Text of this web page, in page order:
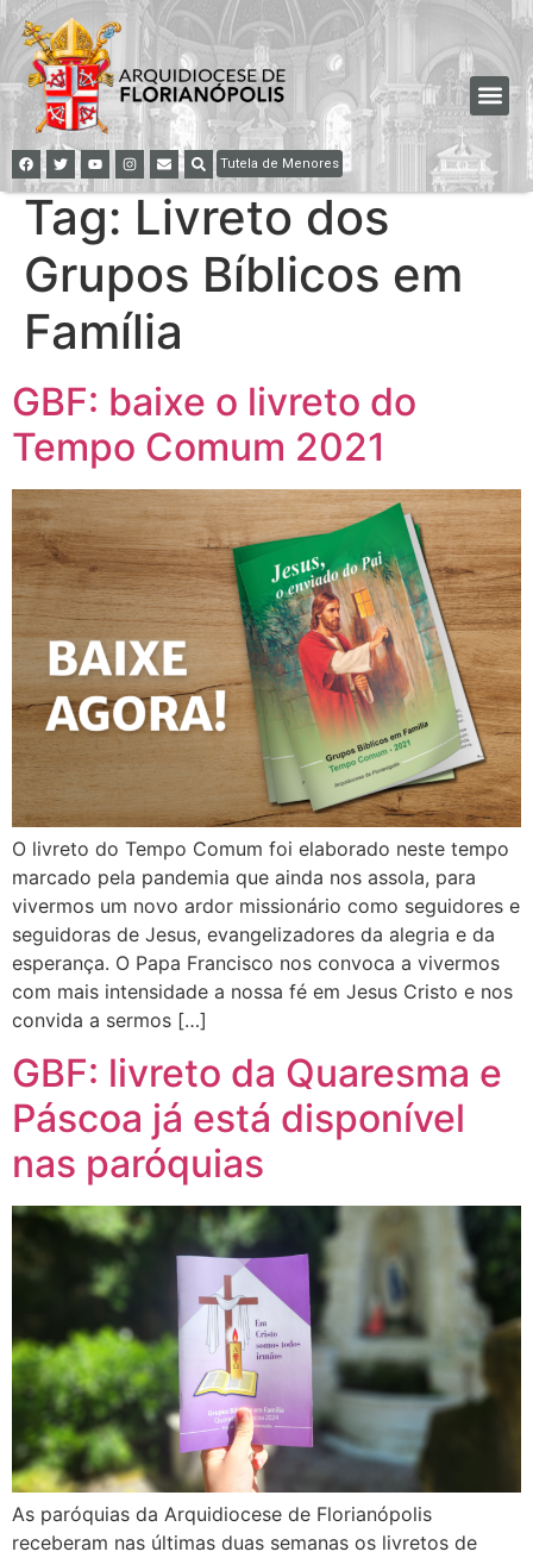
Tutela de Menores
Tag: Livreto dos
Grupos Bíblicos em
Família
GBF: baixe o livreto do
Tempo Comum 2021
O livreto do Tempo Comum foi elaborado neste tempo
marcado pela pandemia que ainda nos assola, para
vivermos um novo ardor missionário como seguidores e
seguidoras de Jesus, evangelizadores da alegria e da
esperança. O Papa Francisco nos convoca a vivermos
com mais intensidade a nossa fé em Jesus Cristo e nos
convida a sermos […]
GBF: livreto da Quaresma e
Páscoa já está disponível
nas paróquias
As paróquias da Arquidiocese de Florianópolis
receberam nas últimas duas semanas os livretos de